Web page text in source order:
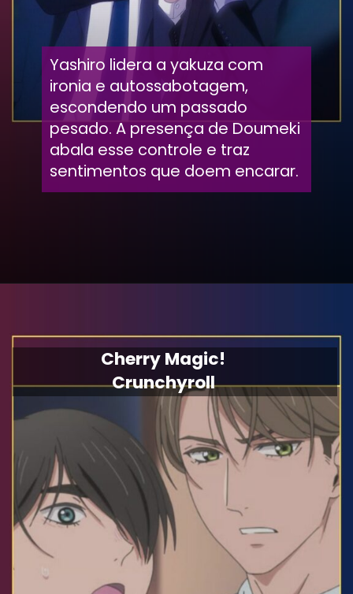
Yashiro lidera a yakuza com
ironia e autossabotagem,
escondendo um passado
pesado. A presença de Doumeki
abala esse controle e traz
sentimentos que doem encarar.
Cherry Magic!
Crunchyroll